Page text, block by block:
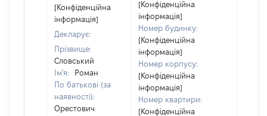
[Конфіденційна
інформація]
Декларує:
Прізвище:
Словський
Ім'я:
Роман
По батькові (за
наявності):
Орестович
[Конфіденційна
інформація]
Номер будинку:
[Конфіденційна
інформація]
Номер корпусу:
[Конфіденційна
інформація]
Номер квартири:
[Конфіденційна